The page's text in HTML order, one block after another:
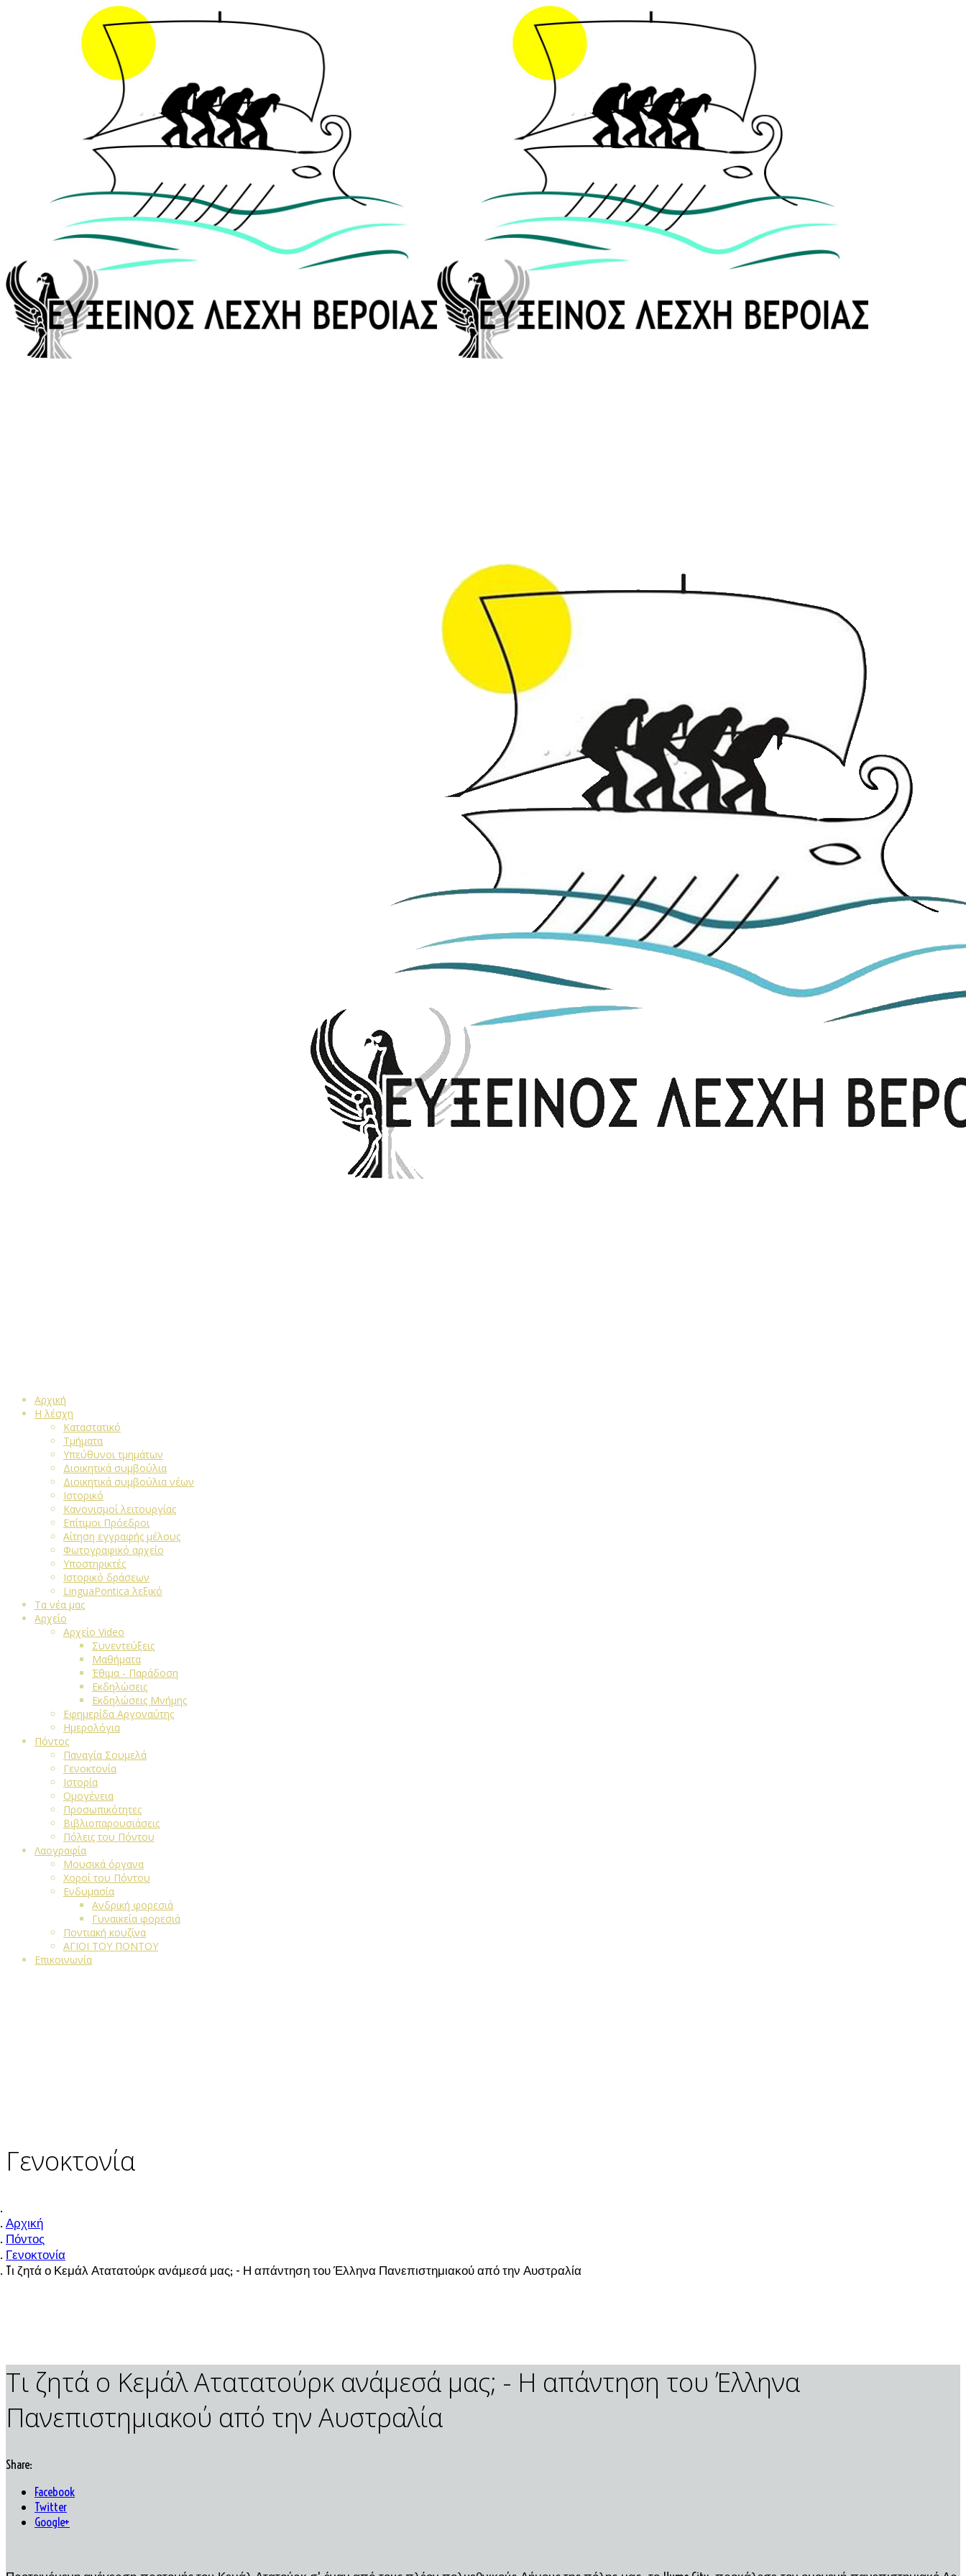
Αρχική
Η λέσχη
Καταστατικό
Τμήματα
Υπεύθυνοι τμημάτων
Διοικητικά συμβούλια
Διοικητικά συμβούλια νέων
Ιστορικό
Κανονισμοί λειτουργίας
Επίτιμοι Πρόεδροι
Αίτηση εγγραφής μέλους
Φωτογραφικό αρχείο
Υποστηρικτές
Ιστορικό δράσεων
LinguaPontica λεξικό
Τα νέα μας
Αρχείο
Αρχείο Video
Συνεντεύξεις
Μαθήματα
Έθιμα - Παράδοση
Εκδηλώσεις
Εκδηλώσεις Μνήμης
Εφημερίδα Αργοναύτης
Ημερολόγια
Πόντος
Παναγία Σουμελά
Γενοκτονία
Ιστορία
Ομογένεια
Προσωπικότητες
Βιβλιοπαρουσιάσεις
Πόλεις του Πόντου
Λαογραφία
Μουσικά όργανα
Χοροί του Πόντου
Ενδυμασία
Ανδρική φορεσιά
Γυναικεία φορεσιά
Ποντιακή κουζίνα
ΑΓΙΟΙ ΤΟΥ ΠΟΝΤΟΥ
Επικοινωνία
Γενοκτονία
Αρχική
Πόντος
Γενοκτονία
Tι ζητά ο Κεμάλ Ατατατούρκ ανάμεσά μας; - Η απάντηση του Έλληνα Πανεπιστημιακού από την Αυστραλία
Tι ζητά ο Κεμάλ Ατατατούρκ ανάμεσά μας; - Η απάντηση του Έλληνα
Πανεπιστημιακού από την Αυστραλία
Share:
Facebook
Twitter
Google+